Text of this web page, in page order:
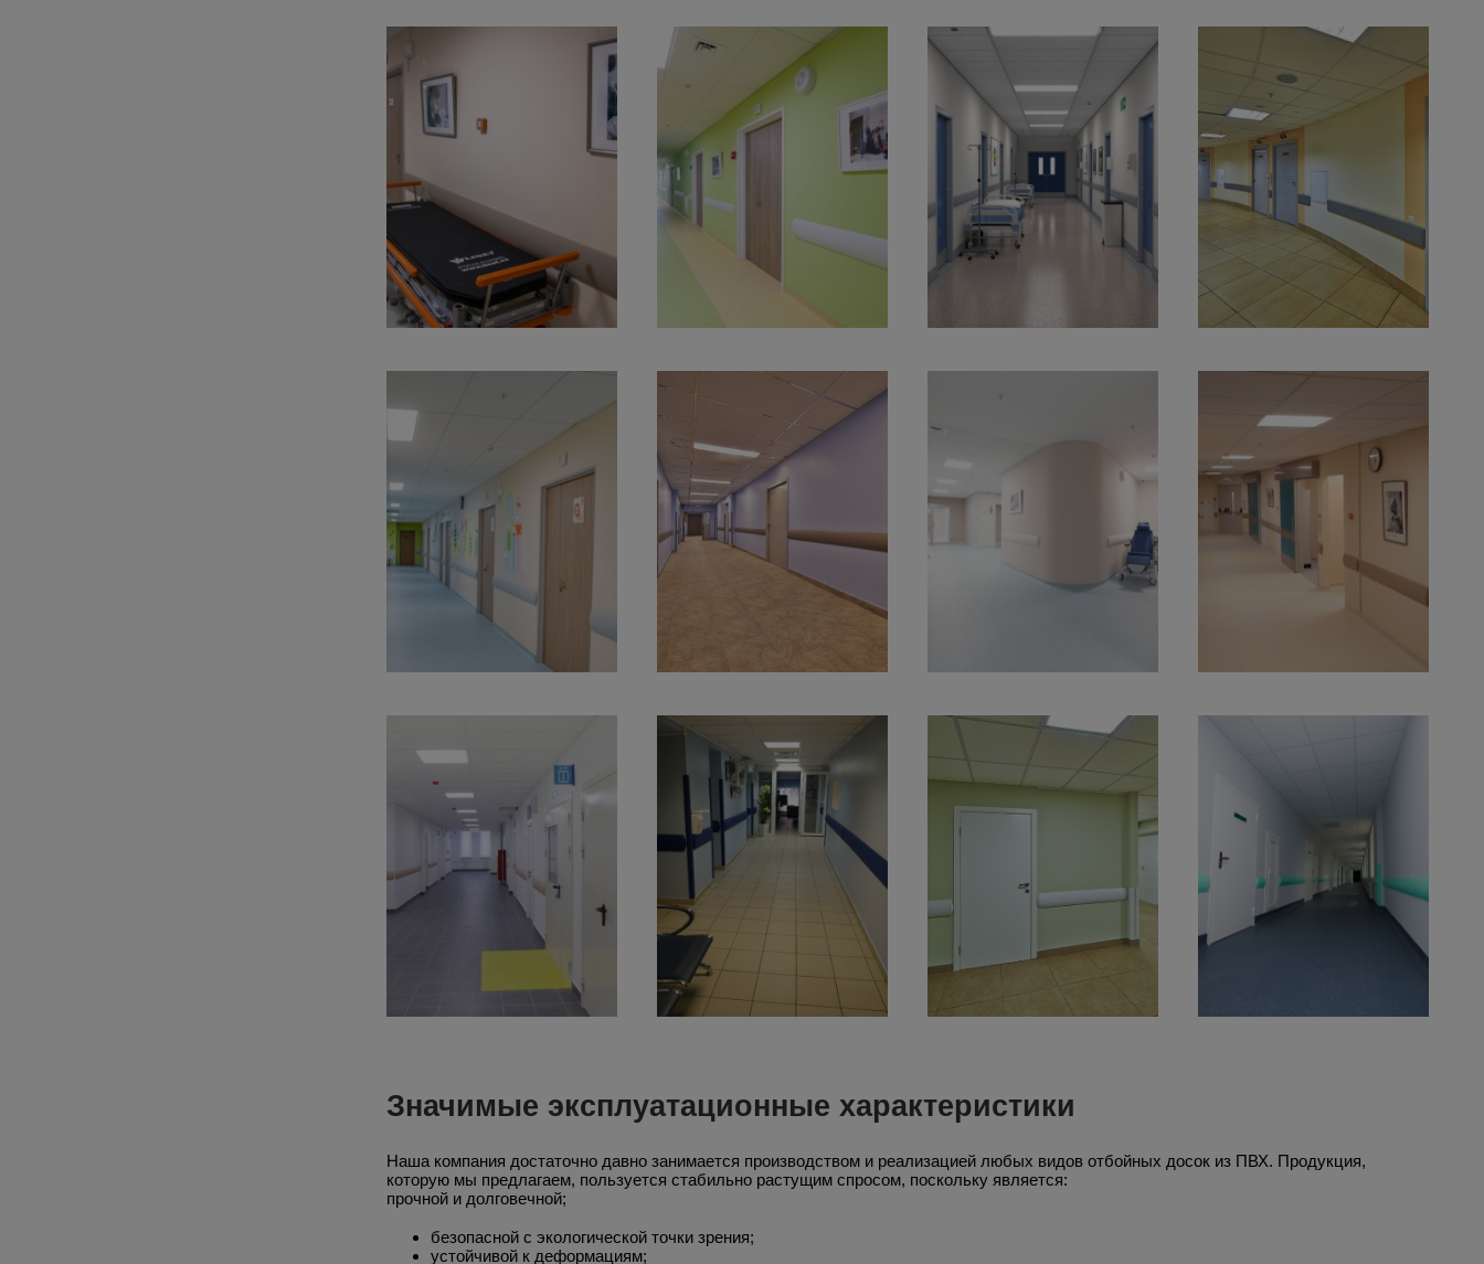
Значимые эксплуатационные характеристики
Наша компания достаточно давно занимается производством и реализацией любых видов отбойных досок из ПВХ. Продукция,
которую мы предлагаем, пользуется стабильно растущим спросом, поскольку является:
прочной и долговечной;
безопасной с экологической точки зрения;
устойчивой к деформациям;